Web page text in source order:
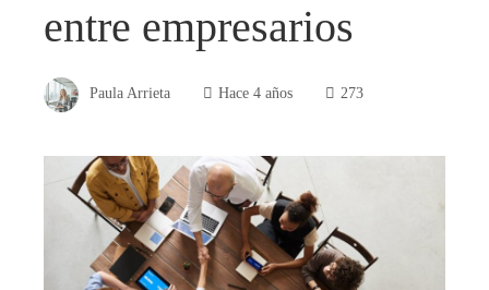
entre empresarios
Paula Arrieta Hace 4 años 273